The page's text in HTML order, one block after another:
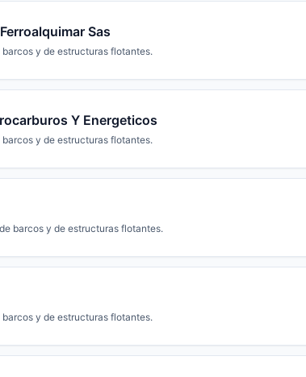
Sas
y de estructuras flotantes.
Y Energeticos
y de estructuras flotantes.
barcos y de estructuras flotantes.
y de estructuras flotantes.